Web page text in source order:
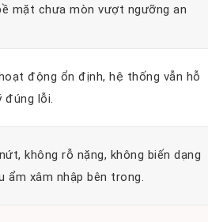
mặt chưa mòn vượt ngưỡng an
động ổn định, hệ thống vẫn hỗ
đúng lỗi.
không rỗ nặng, không biến dạng
ẩm xâm nhập bên trong.